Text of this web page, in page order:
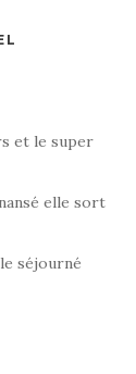
et le super
elle sort
séjourné